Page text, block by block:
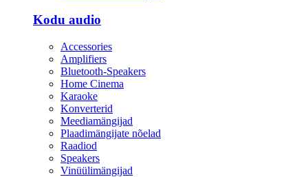
Kodu audio
Accessories
Amplifiers
Bluetooth-Speakers
Home Cinema
Karaoke
Konverterid
Meediamängijad
Plaadimängijate nõelad
Raadiod
Speakers
Vinüülimängijad